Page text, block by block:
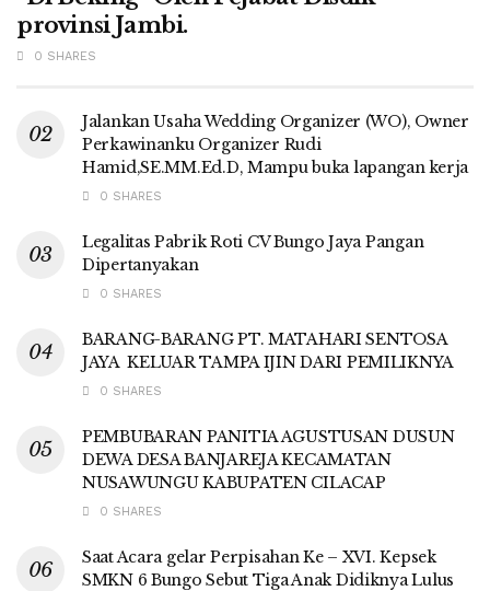
provinsi Jambi.
0 SHARES
Jalankan Usaha Wedding Organizer (WO), Owner
Perkawinanku Organizer Rudi
Hamid,SE.MM.Ed.D, Mampu buka lapangan kerja
0 SHARES
Legalitas Pabrik Roti CV Bungo Jaya Pangan
Dipertanyakan
0 SHARES
BARANG-BARANG PT. MATAHARI SENTOSA
JAYA KELUAR TAMPA IJIN DARI PEMILIKNYA
0 SHARES
PEMBUBARAN PANITIA AGUSTUSAN DUSUN
DEWA DESA BANJAREJA KECAMATAN
NUSAWUNGU KABUPATEN CILACAP
0 SHARES
Saat Acara gelar Perpisahan Ke – XVI. Kepsek
SMKN 6 Bungo Sebut Tiga Anak Didiknya Lulus